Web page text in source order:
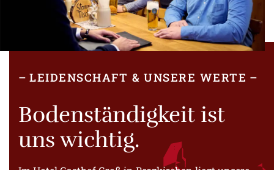
LEIDENSCHAFT & UNSERE WERTE
Boden­ständig­keit ist
uns wichtig.